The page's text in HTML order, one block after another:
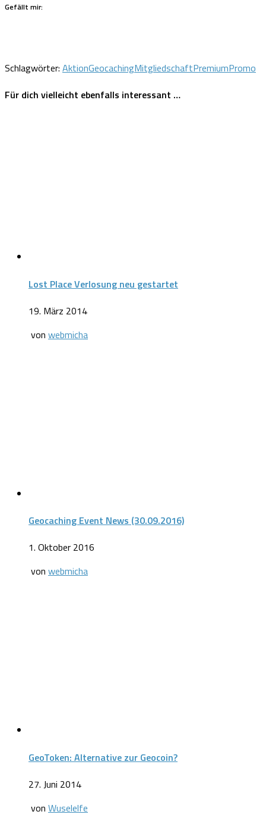
Gefällt mir:
Schlagwörter: AktionGeocachingMitgliedschaftPremiumPromo
Für dich vielleicht ebenfalls interessant …
Lost Place Verlosung neu gestartet
19. März 2014
von webmicha
Geocaching Event News (30.09.2016)
1. Oktober 2016
von webmicha
GeoToken: Alternative zur Geocoin?
27. Juni 2014
von Wuselelfe